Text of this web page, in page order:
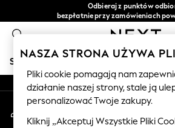
Odbieraj z punktów
bezpłatnie przy zamówieniach
Łatwe zwroty*
SKLEP WAKACYJNY
HOLIDAY SHOP
Women's Holiday Shop
All Swimwear
An error occurred on client
Nasze media
Moje konto
Zaloguj się na swoje konto
NASZA STRONA UŻYWA
Pliki cookie pomagają nam
działanie naszej strony, stale ją
personalizować Twoje zakupy.
Kliknij „Akceptuj Wszystkie Pliki